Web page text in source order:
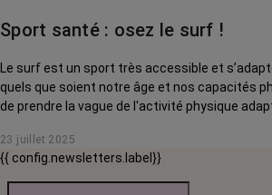
Sport santé : osez le surf !
Le surf est un sport très accessible et
quels que soient notre âge et nos capacités
de prendre la vague de l'activité physique
23 juillet 2025
{{ config.newsletters.label}}